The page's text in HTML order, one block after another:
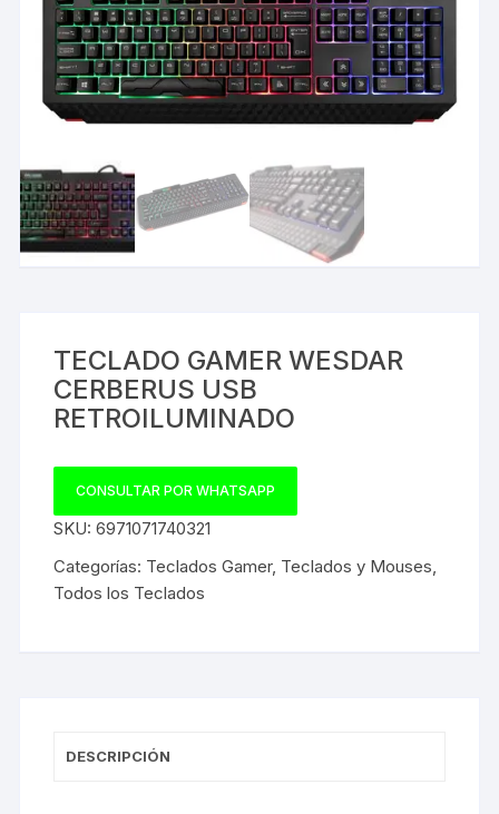
TECLADO GAMER WESDAR
CERBERUS USB
RETROILUMINADO
CONSULTAR POR WHATSAPP
SKU:6971071740321
Categorías: Teclados Gamer, Teclados y Mouses,
Todos los Teclados
DESCRIPCIÓN